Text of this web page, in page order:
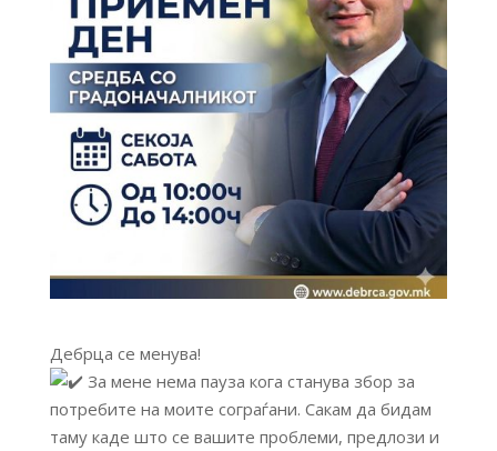
Дебрца се менува!
За мене нема пауза кога станува збор за
потребите на моите сограѓани. Сакам да бидам
таму каде што се вашите проблеми, предлози и